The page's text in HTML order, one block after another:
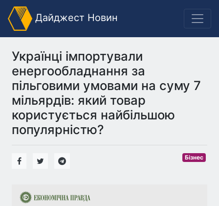
Дайджест Новин
Українці імпортували
енергообладнання за
пільговими умовами на суму 7
мільярдів: який товар
користується найбільшою
популярністю?
Бізнес